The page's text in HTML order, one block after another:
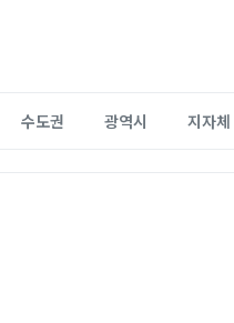
수도권 광역시 지자체